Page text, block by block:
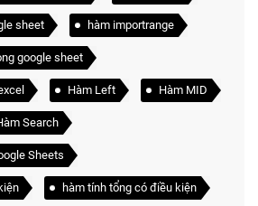
sheet hàm importrange
google sheet
Hàm Left Hàm MID
Search
Sheets
hàm tính tổng có điều kiện